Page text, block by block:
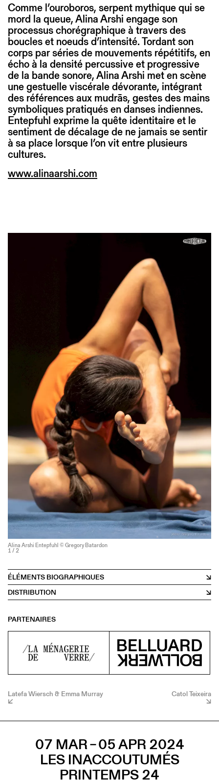
Comme l’ouroboros, serpent mythique qui se
mord la queue, Alina Arshi engage son
processus chorégraphique à travers des
boucles et noeuds d’intensité. Tordant son
corps par séries de mouvements répétitifs, en
écho à la densité percussive et progressive
de la bande sonore, Alina Arshi met en scène
une gestuelle viscérale dévorante, intégrant
des références aux mudrās, gestes des mains
symboliques pratiqués en danses indiennes.
Entepfuhl exprime la quête identitaire et le
sentiment de décalage de ne jamais se sentir
à sa place lorsque l’on vit entre plusieurs
cultures.
www.alinaarshi.com
Alina Arshi Entepfuhl © Gregory Batardon
1 / 2
ÉLÉMENTS BIOGRAPHIQUES
DISTRIBUTION
PARTENAIRES
Latefa Wiersch & Emma Murray Catol Teixeira
07 MAR – 05 APR 2024
LES INACCOUTUMÉS
PRINTEMPS 24